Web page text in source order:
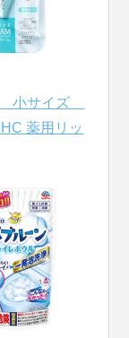
小サイズ
薬用リッ